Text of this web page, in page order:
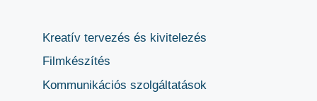
Kreatív tervezés és kivitelezés
Filmkészítés
Kommunikációs szolgáltatások